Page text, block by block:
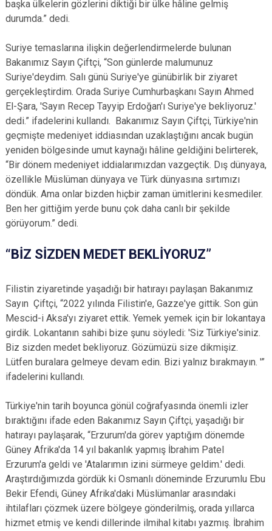
başka ülkelerin gözlerini diktiği bir ülke hâline gelmiş
durumda.” dedi.
Suriye temaslarına ilişkin değerlendirmelerde bulunan
Bakanımız Sayın Çiftçi, “Son günlerde malumunuz
Suriye'deydim. Salı günü Suriye'ye günübirlik bir ziyaret
gerçekleştirdim. Orada Suriye Cumhurbaşkanı Sayın Ahmed
El-Şara, 'Sayın Recep Tayyip Erdoğan'ı Suriye'ye bekliyoruz.'
dedi.” ifadelerini kullandı. Bakanımız Sayın Çiftçi, Türkiye'nin
geçmişte medeniyet iddiasından uzaklaştığını ancak bugün
yeniden bölgesinde umut kaynağı hâline geldiğini belirterek,
“Bir dönem medeniyet iddialarımızdan vazgeçtik. Dış dünyaya,
özellikle Müslüman dünyaya ve Türk dünyasına sırtımızı
döndük. Ama onlar bizden hiçbir zaman ümitlerini kesmediler.
Ben her gittiğim yerde bunu çok daha canlı bir şekilde
görüyorum.” dedi.
“BİZ SİZDEN MEDET BEKLİYORUZ”
Filistin ziyaretinde yaşadığı bir hatırayı paylaşan Bakanımız
Sayın Çiftçi, “2022 yılında Filistin'e, Gazze'ye gittik. Son gün
Mescid-i Aksa'yı ziyaret ettik. Yemek yemek için bir lokantaya
girdik. Lokantanın sahibi bize şunu söyledi: 'Siz Türkiye'siniz.
Biz sizden medet bekliyoruz. Gözümüzü size dikmişiz.
Lütfen buralara gelmeye devam edin. Bizi yalnız bırakmayın. '”
ifadelerini kullandı.
Türkiye'nin tarih boyunca gönül coğrafyasında önemli izler
bıraktığını ifade eden Bakanımız Sayın Çiftçi, yaşadığı bir
hatırayı paylaşarak, “Erzurum'da görev yaptığım dönemde
Güney Afrika'da 14 yıl bakanlık yapmış İbrahim Patel
Erzurum'a geldi ve 'Atalarımın izini sürmeye geldim.' dedi.
Araştırdığımızda gördük ki Osmanlı döneminde Erzurumlu Ebu
Bekir Efendi, Güney Afrika'daki Müslümanlar arasındaki
ihtilafları çözmek üzere bölgeye gönderilmiş, orada yıllarca
hizmet etmiş ve kendi dillerinde ilmihal kitabı yazmış. İbrahim